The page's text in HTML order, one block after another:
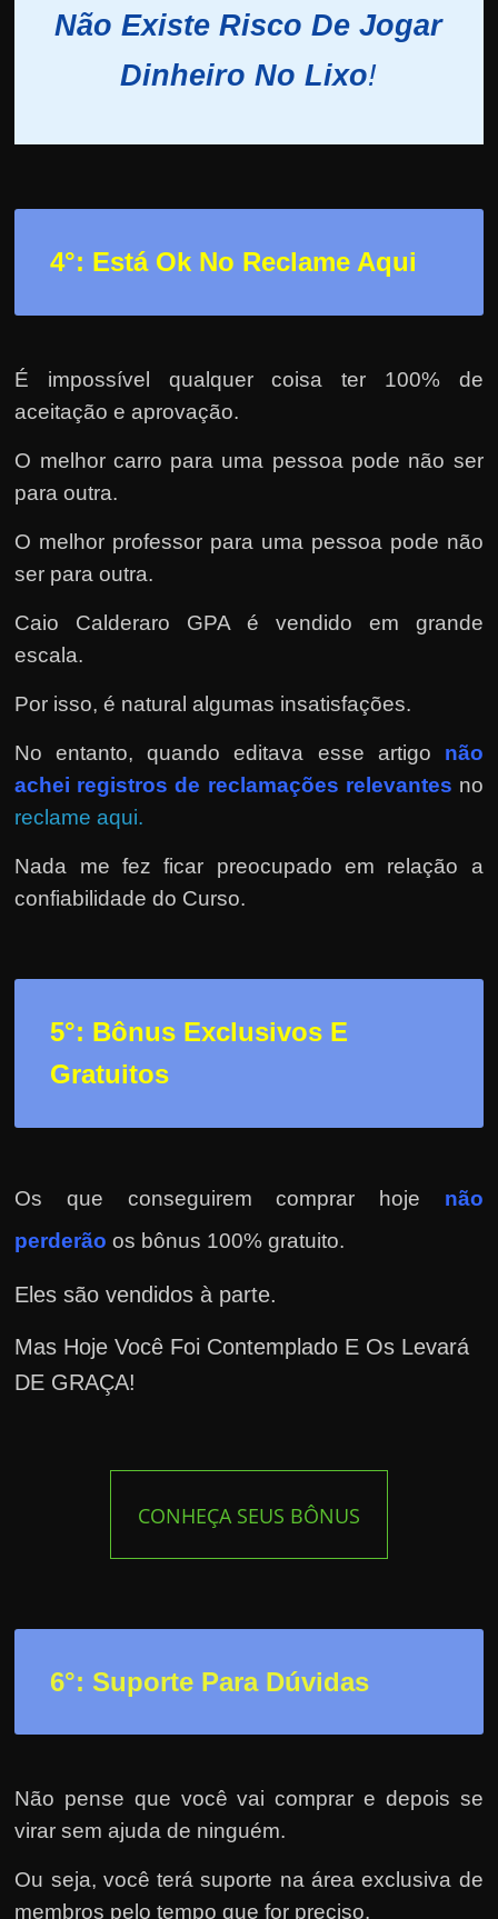
Não Existe Risco De Jogar
Dinheiro No Lixo!
4°: Está Ok No Reclame Aqui
É impossível qualquer coisa ter 100% de
aceitação e aprovação.
O melhor carro para uma pessoa pode não ser
para outra.
O melhor professor para uma pessoa pode não
ser para outra.
Caio Calderaro GPA é vendido em grande
escala.
Por isso, é natural algumas insatisfações.
No entanto, quando editava esse artigo não
achei registros de reclamações relevantes no
reclame aqui.
Nada me fez ficar preocupado em relação a
confiabilidade do Curso.
5°: Bônus Exclusivos E
Gratuitos
Os que conseguirem comprar hoje não
perderão os bônus 100% gratuito.
Eles são vendidos à parte.
Mas Hoje Você Foi Contemplado E Os Levará
DE GRAÇA!
CONHEÇA SEUS BÔNUS
6°: Suporte Para Dúvidas
Não pense que você vai comprar e depois se
virar sem ajuda de ninguém.
Ou seja, você terá suporte na área exclusiva de
membros pelo tempo que for preciso.